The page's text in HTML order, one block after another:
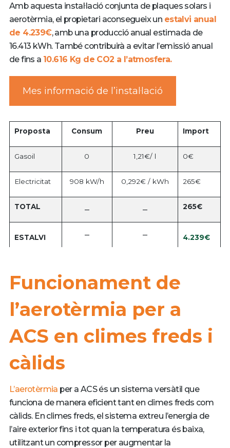
Amb aquesta instal·lació conjunta de plaques solars i
aerotèrmia, el propietari aconsegueix un estalvi anual
de 4.239€, amb una producció anual estimada de
16.413 kWh. També contribuirà a evitar l’emissió anual
de fins a 10.616 Kg de CO2 a l’atmosfera.
Mes informació de l’instal·lació
Proposta Consum Preu Import
Gasoil 0 1,21€/ l 0€
Electricitat 908 kW/h 0,292€ / kWh 265€
TOTAL – – 265€
ESTALVI – – 4.239€
Funcionament de
l’aerotèrmia per a
ACS en climes freds i
càlids
L’aerotèrmia per a ACS és un sistema versàtil que
funciona de manera eficient tant en climes freds com
càlids. En climes freds, el sistema extreu l’energia de
l’aire exterior fins i tot quan la temperatura és baixa,
utilitzant un compressor per augmentar la